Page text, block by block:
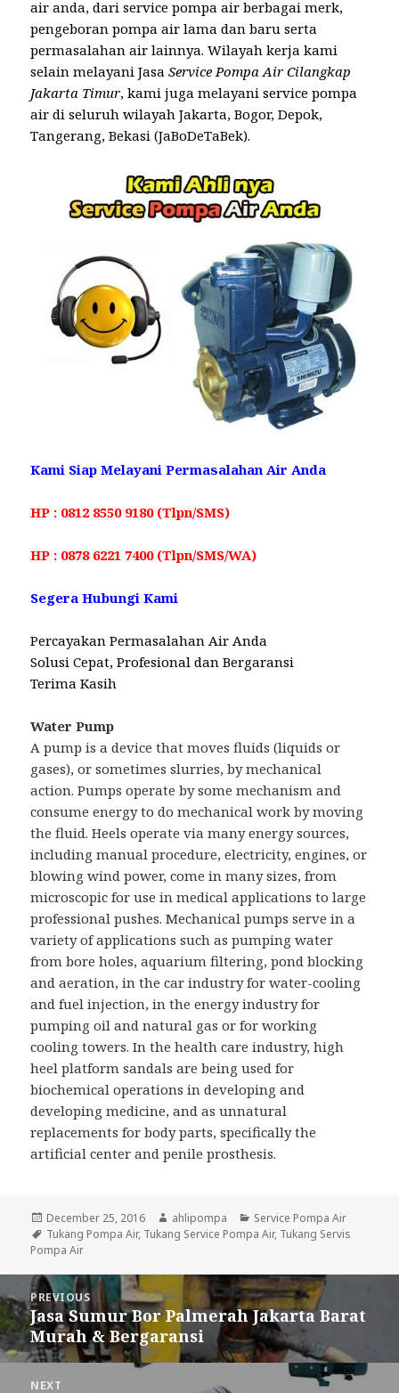
air anda, dari service pompa air berbagai merk,
pengeboran pompa air lama dan baru serta
permasalahan air lainnya. Wilayah kerja kami
selain melayani JasaService Pompa Air Cilangkap
Jakarta Timur, kami juga melayani service pompa
air di seluruh wilayah Jakarta, Bogor, Depok,
Tangerang, Bekasi (JaBoDeTaBek).
Kami Siap Melayani Permasalahan Air Anda
HP : 0812 8550 9180 (Tlpn/SMS)
HP : 0878 6221 7400 (Tlpn/SMS/WA)
Segera Hubungi Kami
Percayakan Permasalahan Air Anda
Solusi Cepat, Profesional dan Bergaransi
Terima Kasih
Water Pump
A pump is a device that moves fluids (liquids or
gases), or sometimes slurries, by mechanical
action. Pumps operate by some mechanism and
consume energy to do mechanical work by moving
the fluid. Heels operate via many energy sources,
including manual procedure, electricity, engines, or
blowing wind power, come in many sizes, from
microscopic for use in medical applications to large
professional pushes. Mechanical pumps serve in a
variety of applications such as pumping water
from bore holes, aquarium filtering, pond blocking
and aeration, in the car industry for water-cooling
and fuel injection, in the energy industry for
pumping oil and natural gas or for working
cooling towers. In the health care industry, high
heel platform sandals are being used for
biochemical operations in developing and
developing medicine, and as unnatural
replacements for body parts, specifically the
artificial center and penile prosthesis.
Posted
on
December 25, 2016 Author
ahlipompa Categories
Service Pompa Air
Tags
Tukang Pompa Air, Tukang Service Pompa Air, Tukang Servis
Pompa Air
Post
navigation
PREVIOUS
Previous
post:
Jasa Sumur Bor Palmerah Jakarta Barat
Murah & Bergaransi
NEXT